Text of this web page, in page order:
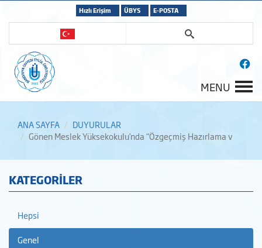
Hızlı Erişim ÜBYS E-POSTA
MENU
ANA SAYFA
DUYURULAR
Gönen Meslek Yüksekokulu’nda “Özgeçmiş Hazırlama v
KATEGORİLER
Hepsi
Genel